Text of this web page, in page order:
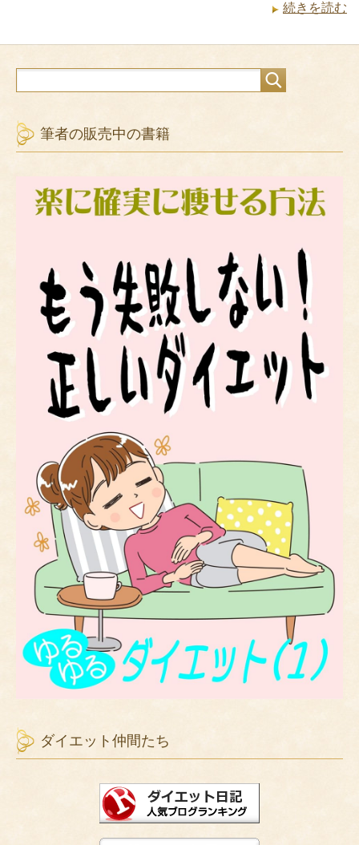
続きを読む
筆者の販売中の書籍
ダイエット仲間たち